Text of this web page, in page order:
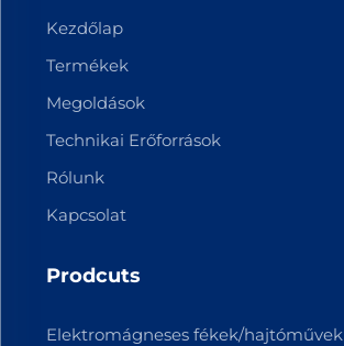
Kezdőlap
Termékek
Megoldások
Technikai Erőforrások
Rólunk
Kapcsolat
Prodcuts
Elektromágneses fékek/hajtóművek